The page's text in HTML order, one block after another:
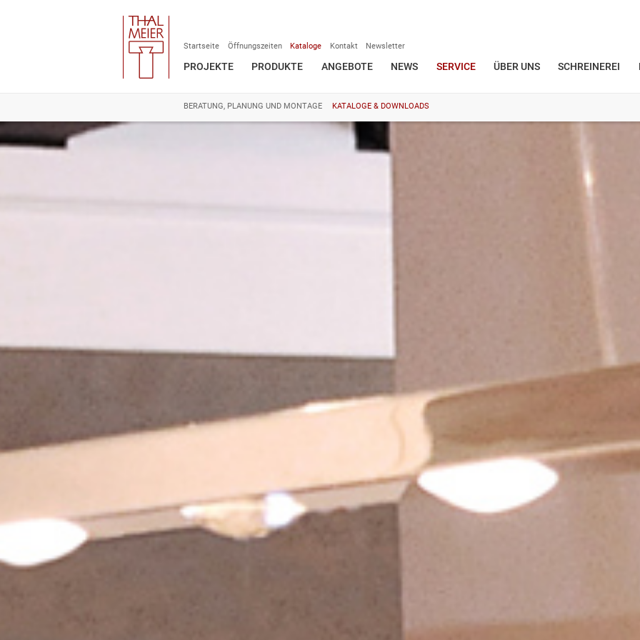
Startseite Öffnungszeiten Kataloge Kontakt Newsletter
PROJEKTE PRODUKTE ANGEBOTE NEWS SERVICE ÜBER UNS SCHREINEREI
BERATUNG, PLANUNG UND MONTAGE KATALOGE & DOWNLOADS